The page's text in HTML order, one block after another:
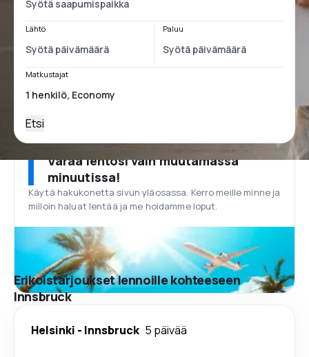
Lähtö Paluu
Matkustajat
Etsi
Varaa lentosi vain muutamassa
minuutissa!
Käytä hakukonetta sivun yläosassa. Kerro meille minne ja
milloin haluat lentää ja me hoidamme loput.
Erikoistarjoukset lennoille kohteeseen
Innsbruck
Helsinki - Innsbruck 5 päivää